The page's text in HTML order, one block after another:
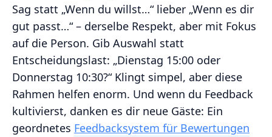
Sag statt „Wenn du willst…“ lieber „Wenn es dir
gut passt…“ – derselbe Respekt, aber mit Fokus
auf die Person. Gib Auswahl statt
Entscheidungslast: „Dienstag 15:00 oder
Donnerstag 10:30?“ Klingt simpel, aber diese
Rahmen helfen enorm. Und wenn du Feedback
kultivierst, danken es dir neue Gäste: Ein
geordnetes Feedbacksystem für Bewertungen